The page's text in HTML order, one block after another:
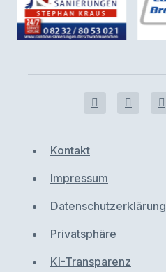
Kontakt
Impressum
Datenschutzerklärung
Privatsphäre
KI-Transparenz